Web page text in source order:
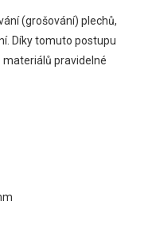
(grošování) plechů,
Díky tomuto postupu
pravidelné